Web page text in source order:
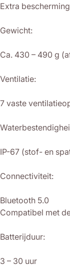
Extra
Gewicht:
Ca. 430 – 490 g
Ventilatie:
7 vaste
IP-67 (stof- en
Connectiviteit:
Bluetooth 5.0
Compatibel met
Batterijduur:
3 – 30 uur